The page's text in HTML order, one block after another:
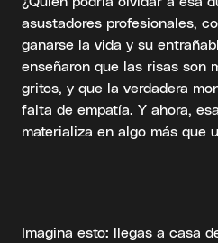
asustadores profesionales,
ganarse la vida y su
enseñaron que las risas son
gritos, y que la verdadera
falta de empatía. Y ahora,
materializa en algo más que
Imagina esto: llegas a casa